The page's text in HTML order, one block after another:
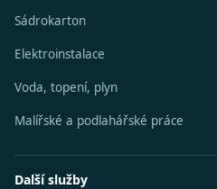
Sádrokarton
Elektroinstalace
Voda, topení, plyn
Malířské a podlahářské práce
Další služby